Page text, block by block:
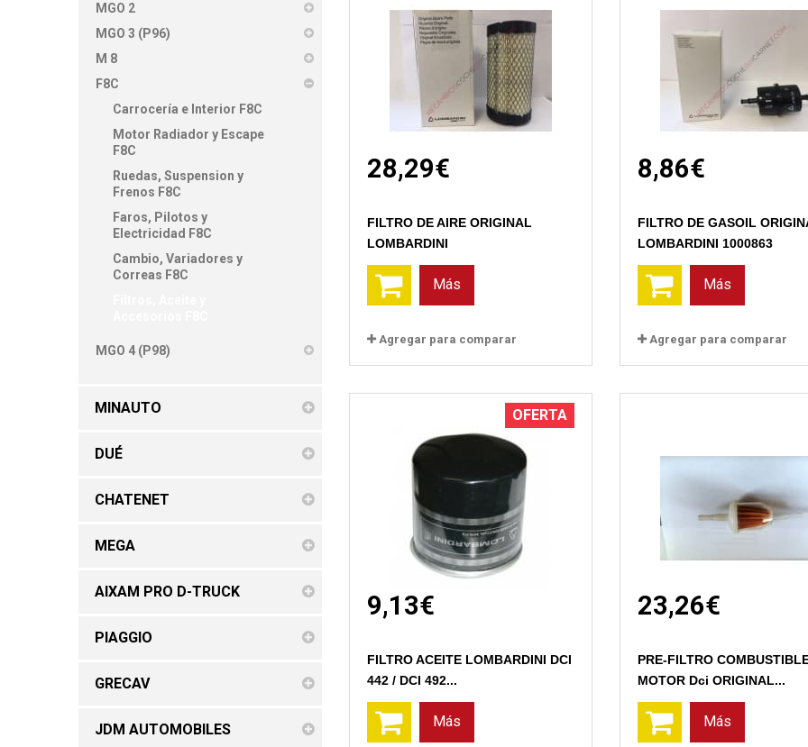
MGO 2
MGO 3 (P96)
M 8
F8C
Carrocería e Interior F8C
Motor Radiador y Escape
F8C
Ruedas, Suspension y
Frenos F8C
Faros, Pilotos y
Electricidad F8C
Cambio, Variadores y
Correas F8C
MGO 4 (P98)
MINAUTO
DUÉ
CHATENET
MEGA
AIXAM PRO D-TRUCK
PIAGGIO
GRECAV
JDM AUTOMOBILES
28,29€
FILTRO DE AIRE ORIGINAL
LOMBARDINI
Más
Agregar para comparar
8,86€
FILTRO DE GASOIL
LOMBARDINI 1000863
Más
Agregar para comparar
OFERTA
9,13€
FILTRO ACEITE LOMBARDINI DCI
442 / DCI 492...
Más
23,26€
PRE-FILTRO
MOTOR Dci ORIGINAL...
Más